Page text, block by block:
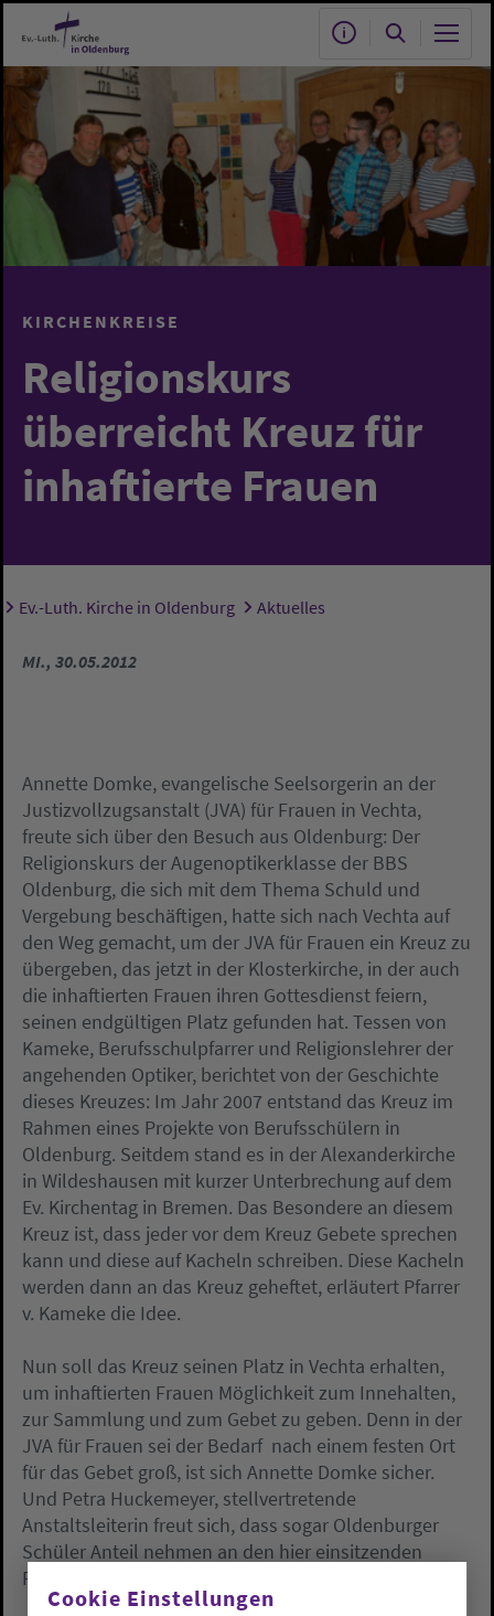
Zum Hauptinhalt springen
KIRCHENKREISE
Religionskurs
überreicht Kreuz für
inhaftierte Frauen
Sie sind hier:
Ev.-Luth. Kirche in Oldenburg Aktuelles
MI., 30.05.2012
Annette Domke, evangelische Seelsorgerin an der
Justizvollzugsanstalt (JVA) für Frauen in Vechta,
freute sich über den Besuch aus Oldenburg: Der
Religionskurs der Augenoptikerklasse der BBS
Oldenburg, die sich mit dem Thema Schuld und
Vergebung beschäftigen, hatte sich nach Vechta auf
den Weg gemacht, um der JVA für Frauen ein Kreuz zu
übergeben, das jetzt in der Klosterkirche, in der auch
die inhaftierten Frauen ihren Gottesdienst feiern,
seinen endgültigen Platz gefunden hat. Tessen von
Kameke, Berufsschulpfarrer und Religionslehrer der
angehenden Optiker, berichtet von der Geschichte
dieses Kreuzes: Im Jahr 2007 entstand das Kreuz im
Rahmen eines Projekte von Berufsschülern in
Oldenburg. Seitdem stand es in der Alexanderkirche
in Wildeshausen mit kurzer Unterbrechung auf dem
Ev. Kirchentag in Bremen. Das Besondere an diesem
Kreuz ist, dass jeder vor dem Kreuz Gebete sprechen
kann und diese auf Kacheln schreiben. Diese Kacheln
werden dann an das Kreuz geheftet, erläutert Pfarrer
v. Kameke die Idee.
Nun soll das Kreuz seinen Platz in Vechta erhalten,
um inhaftierten Frauen Möglichkeit zum Innehalten,
zur Sammlung und zum Gebet zu geben. Denn in der
JVA für Frauen sei der Bedarf nach einem festen Ort
für das Gebet groß, ist sich Annette Domke sicher.
Und Petra Huckemeyer, stellvertretende
Anstaltsleiterin freut sich, dass sogar Oldenburger
Schüler Anteil nehmen an den hier einsitzenden
Frauen.
Cookie Einstellungen